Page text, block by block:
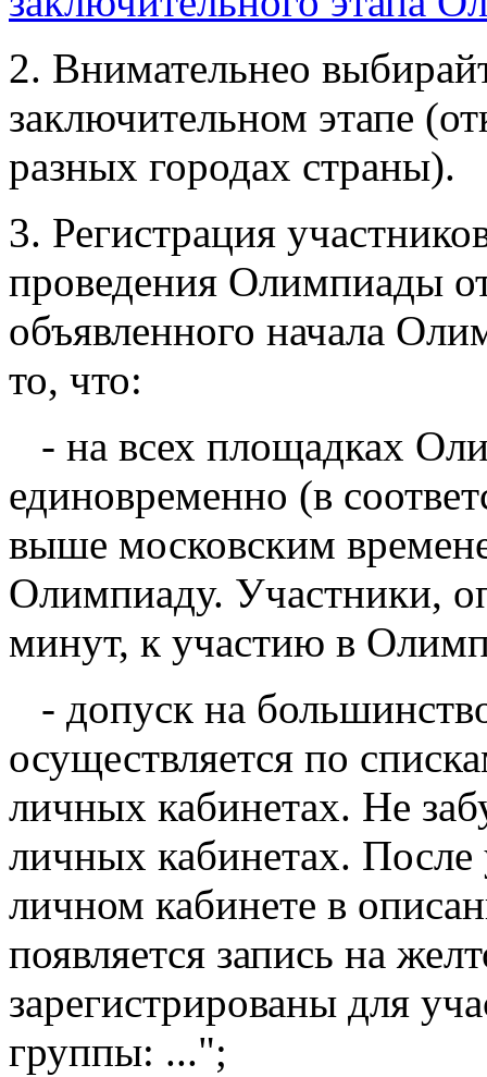
2. Внимательнео
заключительном этапе
разных городах страны).
3. Регистрация
проведения Олимпиады
объявленного начала
то, что:
- на всех площадках
единовременно (в
выше московским
Олимпиаду. Участники,
минут, к участию в
- допуск на
осуществляется по
личных кабинетах. Не
личных кабинетах.
личном кабинете в
появляется запись на
зарегистрированы для
группы: ...";